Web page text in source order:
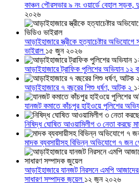
কাঞ্চন পৌরসভার ৯ নং ওয়ার্ডে বেহাল সড়ক,
২০২৬
আড়াইহাজারে স্ত্রীকে হত্যাচেষ্টার অভিযোগে
ভাইরাল ১৫ জুন ২০২৬
আড়াইহাজারে ট্রাফিক পুলিশের অভিযান ১২
আড়াইহাজারে ৭ বছরের শিশু ধর্ষণ, আটক ২
যানজট কমাতে কাঁচপুর হাইওয়ে পুলিশের
নিষিদ্ধ ঘোষিত আওয়ামিলীগ ৩ নেতা করছে
মাদক ব্যবসায়ীসহ বিভিন্ন অভিযোগে ৭ জন
আড়াইহাজারে যানজট নিরসনে এমপি আজাদের
সাধারণ সম্পাদক জুয়েল ১২ জুন ২০২৬